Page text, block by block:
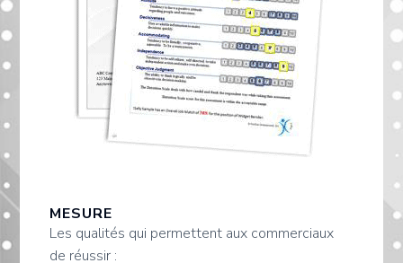
MESURE
Les qualités qui permettent aux commerciaux
de réussir :